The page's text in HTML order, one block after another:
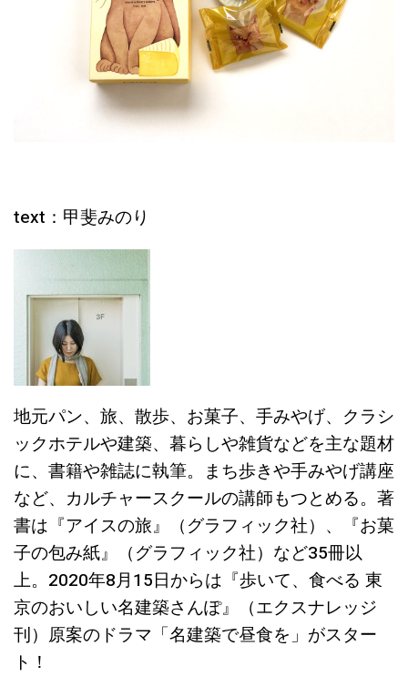
text：甲斐みのり
地元パン、旅、散歩、お菓子、手みやげ、クラシ
ックホテルや建築、暮らしや雑貨などを主な題材
に、書籍や雑誌に執筆。まち歩きや手みやげ講座
など、カルチャースクールの講師もつとめる。著
書は『アイスの旅』（グラフィック社）、『お菓
子の包み紙』（グラフィック社）など35冊以
上。2020年8月15日からは『歩いて、食べる 東
京のおいしい名建築さんぽ』（エクスナレッジ
刊）原案のドラマ「名建築で昼食を」がスター
ト！